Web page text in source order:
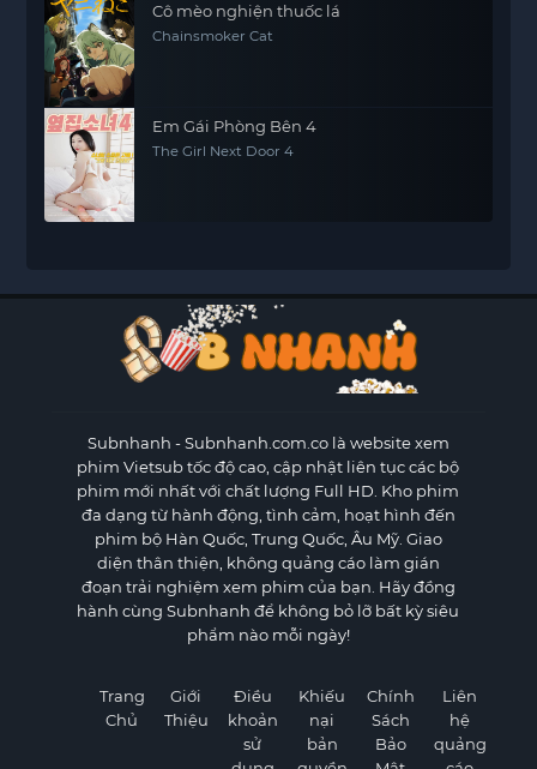
Cô mèo nghiện thuốc lá
Chainsmoker Cat
Em Gái Phòng Bên 4
The Girl Next Door 4
Subnhanh - Subnhanh.com.co là website xem
phim Vietsub tốc độ cao, cập nhật liên tục các bộ
phim mới nhất với chất lượng Full HD. Kho phim
đa dạng từ hành động, tình cảm, hoạt hình đến
phim bộ Hàn Quốc, Trung Quốc, Âu Mỹ. Giao
diện thân thiện, không quảng cáo làm gián
đoạn trải nghiệm xem phim của bạn. Hãy đồng
hành cùng Subnhanh để không bỏ lỡ bất kỳ siêu
phẩm nào mỗi ngày!
Trang
Chủ
Giới
Thiệu
Điều
khoản
sử
Khiếu
nại
bản
Chính
Sách
Bảo
Liên
hệ
quảng